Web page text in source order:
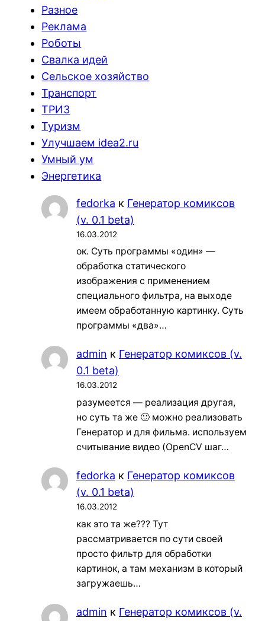
Разное
Реклама
Роботы
Свалка идей
Сельское хозяйство
Транспорт
ТРИЗ
Туризм
Улучшаем idea2.ru
Умный ум
Энергетика
fedorka к Генератор комиксов
(v. 0.1 beta)
16.03.2012
ок. Суть программы «один» —
обработка статического
изображения с применением
специального фильтра, на выходе
имеем обработанную картинку. Суть
программы «два»…
admin к Генератор комиксов (v.
0.1 beta)
16.03.2012
разумеется — реализация другая,
но суть та же 🙂 можно реализовать
Генератор и для фильма. используем
считывание видео (OpenCV шаг…
fedorka к Генератор комиксов
(v. 0.1 beta)
16.03.2012
как это та же??? Тут
рассматривается по сути своей
просто фильтр для обработки
картинок, а там механизм в который
загружаешь…
admin к Генератор комиксов (v.